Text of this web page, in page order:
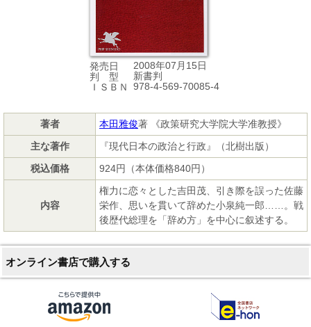
発売日
2008年07月15日
判 型
新書判
ＩＳＢＮ
978-4-569-70085-4
著者 本田雅俊著 《政策研究大学院大学准教授》
主な著作
『現代日本の政治と行政』（北樹出版）
税込価格
924円（本体価格840円）
内容
権力に恋々とした吉田茂、引き際を誤った佐藤
栄作、思いを貫いて辞めた小泉純一郎……。戦
後歴代総理を「辞め方」を中心に叙述する。
オンライン書店で購入する